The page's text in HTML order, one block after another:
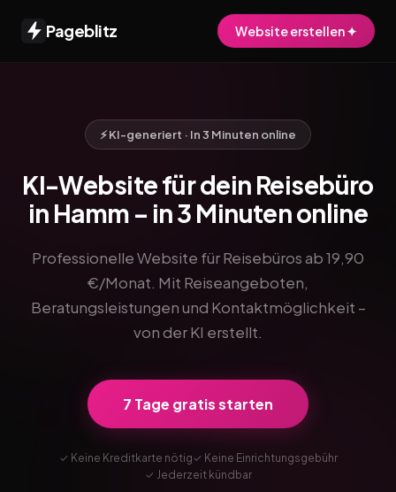
Pageblitz Website erstellen ✦
⚡ KI-generiert · In 3 Minuten online
KI-Website für dein Reisebüro
in Hamm – in 3 Minuten online
Professionelle Website für Reisebüros ab 19,90
€/Monat. Mit Reiseangeboten,
Beratungsleistungen und Kontaktmöglichkeit –
von der KI erstellt.
7 Tage gratis starten
✓ Keine Kreditkarte nötig✓ Keine Einrichtungsgebühr
✓ Jederzeit kündbar